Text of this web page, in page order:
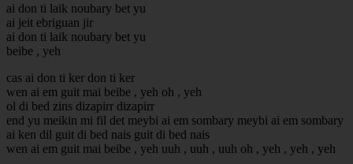
ai don ti laik noubary bet yu
ai jeit ebriguan jir
ai don ti laik noubary bet yu
beibe , yeh
cas ai don ti ker don ti ker
wen ai em guit mai beibe , yeh oh , yeh
ol di bed zins dizapirr dizapirr
end yu meikin mi fil det meybi ai em sombary meybi ai em sombary
ai ken dil guit di bed nais guit di bed nais
wen ai em guit mai beibe , yeh uuh , uuh , uuh oh , yeh , yeh , yeh